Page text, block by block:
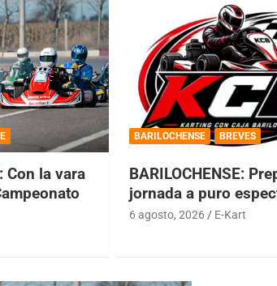
Con la vara
BARILOCHENSE BREVES
BARILOCHENSE:
jornada a puro
6 agosto, 2026 E-Kart